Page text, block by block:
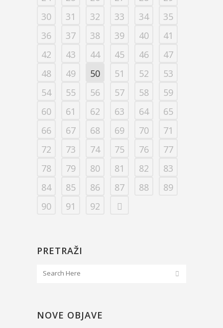
30
31 32 33 34
35
36
37 38 39 40
41
42
43 44 45 46
47
48
49 50 51 52
53
54
55 56 57 58
59
60
61 62 63 64
65
66
67 68 69 70
71
72
73 74 75 76
77
78
79 80 81 82
83
84
85 86 87 88
89
90
91 92
PRETRAŽI
NOVE OBJAVE